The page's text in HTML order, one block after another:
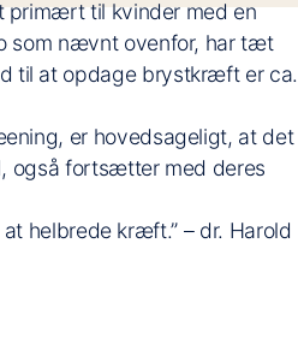
primært til kvinder med en
som nævnt ovenfor, har tæt
til at opdage brystkræft er ca.
er hovedsageligt, at det
også fortsætter med deres
helbrede kræft.” – dr. Harold